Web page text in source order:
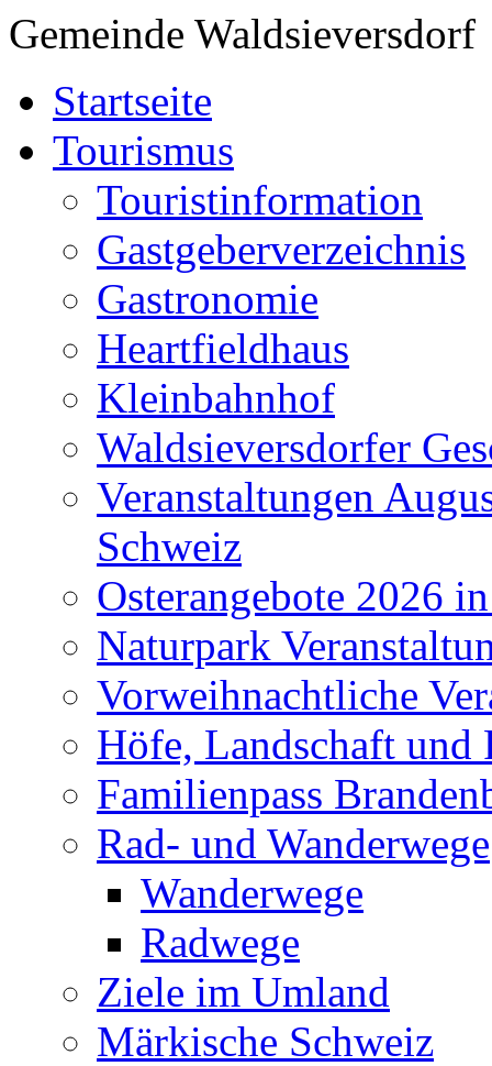
Gemeinde Waldsieversdorf
Startseite
Tourismus
Touristinformation
Gastgeberverzeichnis
Gastronomie
Heartfieldhaus
Kleinbahnhof
Waldsieversdorfer
Veranstaltungen
Schweiz
Osterangebote 2026
Naturpark
Vorweihnachtliche
Höfe, Landschaft und
Familienpass
Rad- und Wanderwege
Wanderwege
Radwege
Ziele im Umland
Märkische Schweiz